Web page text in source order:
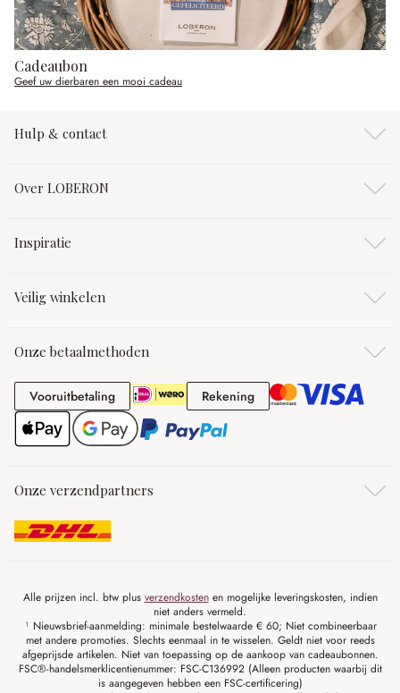
Cadeaubon
Geef uw dierbaren een mooi cadeau
Hulp & contact
Over LOBERON
Inspiratie
Veilig winkelen
Onze betaalmethoden
VooruitbetalingVooruitbetaling RekeningRekening
Onze verzendpartners
Alle prijzen incl. btw plus verzendkostenen mogelijke leveringskosten, indien
niet anders vermeld.
¹ Nieuwsbrief-aanmelding: minimale bestelwaarde € 60; Niet combineerbaar
met andere promoties. Slechts eenmaal in te wisselen. Geldt niet voor reeds
afgeprijsde artikelen. Niet van toepassing op de aankoop van cadeaubonnen.
FSC®-handelsmerklicentienummer: FSC-C136992 (Alleen producten waarbij dit
is aangegeven hebben een FSC-certificering)